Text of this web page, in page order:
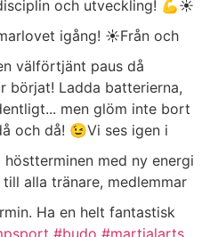
och utveckling! 💪​☀️
igång! ☀️​Från och
välförtjänt paus då
börjat! Ladda batterierna,
men glöm inte bort
och då! 😉​Vi ses igen i
med ny energi
alla tränare, medlemmar
Ha en helt fantastisk